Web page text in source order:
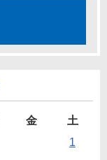
金
土
1